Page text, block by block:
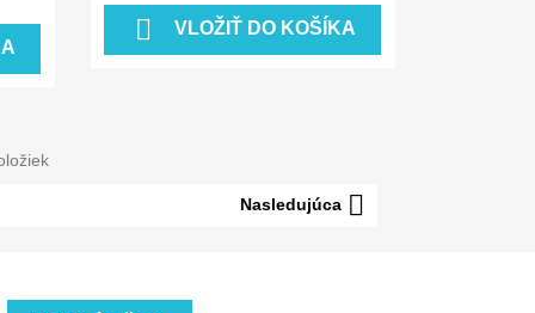
 VLOŽIŤ DO KOŠÍKA
Nasledujúca 